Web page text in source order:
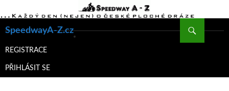
SpeedwayA-Z.cz
K
WEBU
REGISTRACE
PŘIHLÁSIT SE